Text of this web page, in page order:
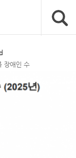
장애인 수